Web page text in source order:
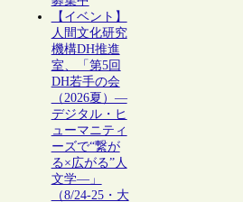
【イベント】
人間文化研究
機構DH推進
室、「第5回
DH若手の会
（2026夏）―
デジタル・ヒ
ューマニティ
ーズで“繋が
る×広がる”人
文学―」
（8/24-25・大